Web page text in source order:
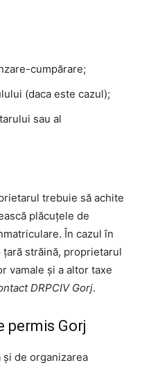
cumpărare;
(daca este cazul);
sau al
trebuie să achite
plăcuțele de
În cazul în
străină, proprietarul
vamale și a altor taxe
DRPCIV Gorj.
permis Gorj
de organizarea